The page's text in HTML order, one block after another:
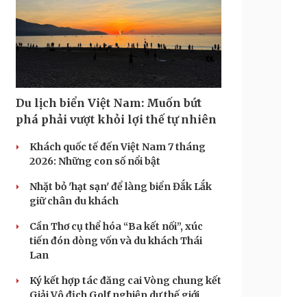
Du lịch biển Việt Nam: Muốn bứt
phá phải vượt khỏi lợi thế tự nhiên
Khách quốc tế đến Việt Nam 7 tháng
2026: Những con số nổi bật
Nhặt bỏ 'hạt sạn' để làng biển Đắk Lắk
giữ chân du khách
Cần Thơ cụ thể hóa “Ba kết nối”, xúc
tiến đón dòng vốn và du khách Thái
Lan
Ký kết hợp tác đăng cai Vòng chung kết